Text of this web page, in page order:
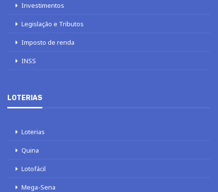
Investimentos
Legislação e Tributos
Imposto de renda
INSS
LOTERIAS
Loterias
Quina
Lotofácil
Mega-Sena